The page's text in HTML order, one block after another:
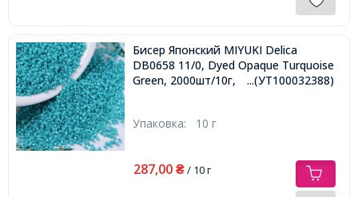
Бисер Японский MIYUKI Delica
DB0658 11/0, Dyed Opaque Turquoise
Green, 2000шт/10г,
...(УТ100032388)
Упаковка: 10 г
287,00 ₴/ 10 г